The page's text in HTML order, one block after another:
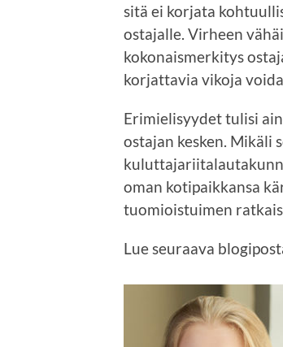
sitä ei korjata
ostajalle. Virheen
kokonaismerkitys
korjattavia vikoja
Erimielisyydet tulisi
ostajan kesken. Mikäli
oman kotipaikkansa
tuomioistuimen
Lue seuraava